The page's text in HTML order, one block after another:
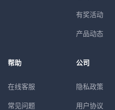
有奖活动
产品动态
帮助
在线客服
常见问题
公司
隐私政策
用户协议